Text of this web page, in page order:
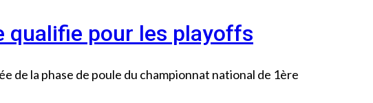
qualifie pour les playoffs
de la phase de poule du championnat national de 1ère